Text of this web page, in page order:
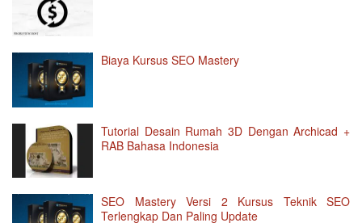
Biaya Kursus SEO Mastery
Tutorial Desain Rumah 3D Dengan Archicad +
RAB Bahasa Indonesia
SEO Mastery Versi 2 Kursus Teknik SEO
Terlengkap Dan Paling Update